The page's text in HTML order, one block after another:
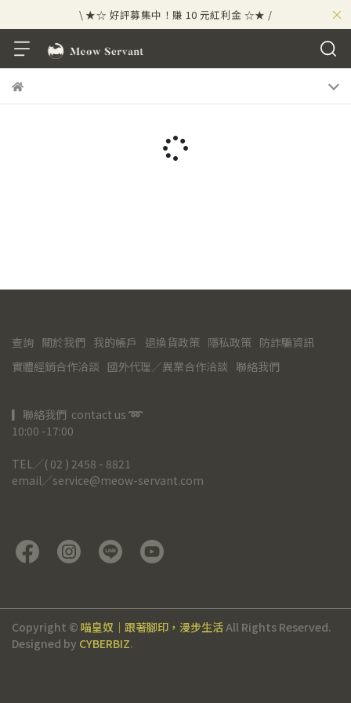
×
\ ★☆ 好評募集中！賺 10 元紅利金 ☆★ /
⟡⣠𝘄𝗲𝗹𝗰𝗼𝗺𝗲 ⁘ 新會員贈 50 元紅利金
\ ★☆ 好評募集中！賺 10 元紅利金 ☆★ /
查詢 關於我們 我的帳戶 退換貨政策 隱私政策 防詐騙資訊
實體經銷合作洽談 國外代理／異業合作洽談 聯絡我們
▎聯絡我們  contact us ➿
10:00 -17:00
TEL╱( 02 ) 2458 - 8821
email╱service@meow-servant.com
Copyright © 喵皇奴｜跟著腳印，漫步生活All Rights Reserved.
Designed by CYBERBIZ.